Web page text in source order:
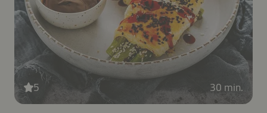
5 30 min.